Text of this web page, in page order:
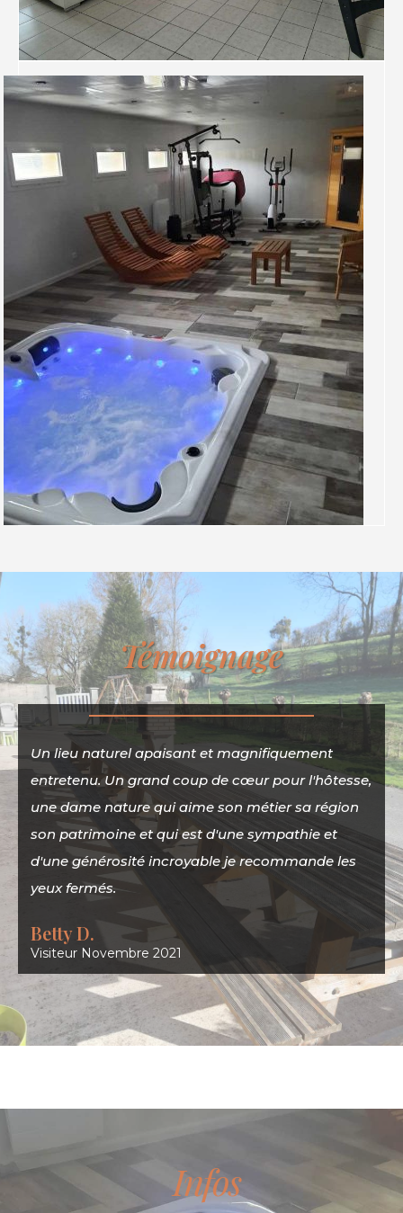
Témoignage
Un lieu naturel apaisant et magnifiquement
entretenu. Un grand coup de cœur pour l'hôtesse,
une dame nature qui aime son métier sa région
son patrimoine et qui est d'une sympathie et
d'une générosité incroyable je recommande les
yeux fermés.
Betty D.
Visiteur Novembre 2021
Infos